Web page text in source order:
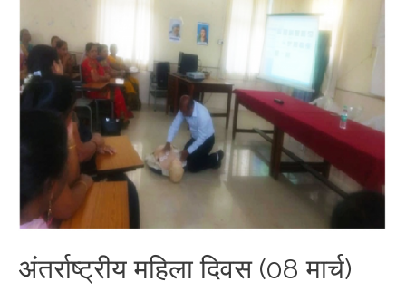
अंतर्राष्ट्रीय महिला दिवस (08 मार्च)